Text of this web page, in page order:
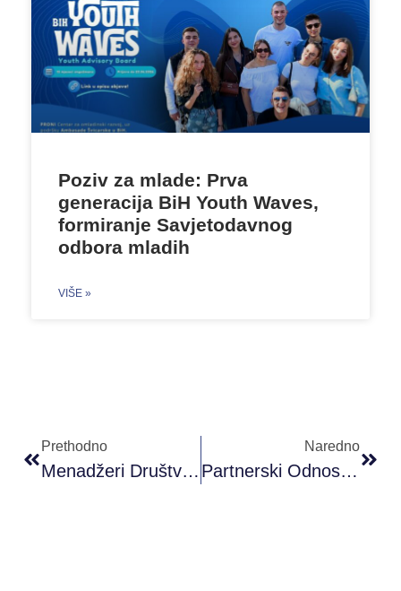
Poziv za mlade: Prva
generacija BiH Youth Waves,
formiranje Savjetodavnog
odbora mladih
VIŠE »
Prethodno
Menadžeri Društvenih Mreža (24.10.2019)
Naredno
Partnerski Odnosi U Emotivnim Vezama (28.10.2019)